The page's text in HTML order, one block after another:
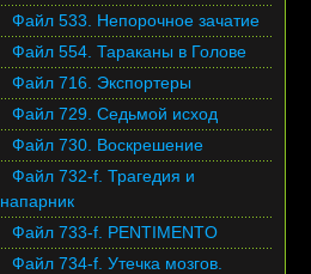
Файл 533. Непорочное зачатие
Файл 554. Тараканы в Голове
Файл 716. Экспортеры
Файл 729. Седьмой исход
Файл 730. Воскрешение
Файл 732-f. Трагедия и
напарник
Файл 733-f. PENTIMENTO
Файл 734-f. Утечка мозгов.